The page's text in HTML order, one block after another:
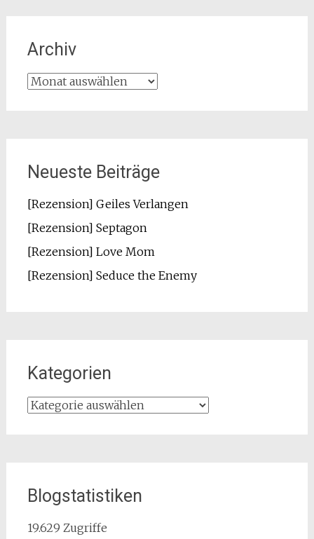
Archiv
Archiv
Neueste Beiträge
[Rezension] Geiles Verlangen
[Rezension] Septagon
[Rezension] Love Mom
[Rezension] Seduce the Enemy
Kategorien
Kategorien
Blogstatistiken
19.629 Zugriffe